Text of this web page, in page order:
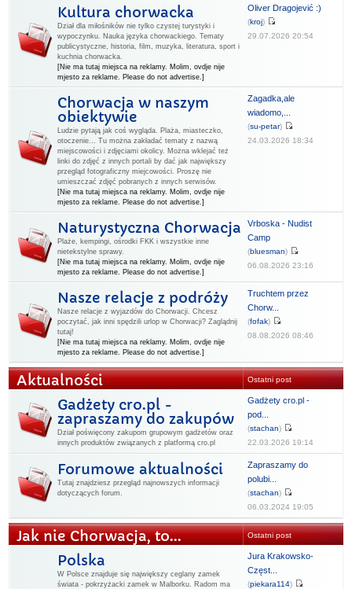
Kultura chorwacka
Dział dla miłośników nie tylko czystej turystyki i
wypoczynku. Nauka języka chorwackiego. Tematy
publicystyczne, historia, film, muzyka, literatura, sport i
kuchnia chorwacka.
[Nie ma tutaj miejsca na reklamy. Molim, ovdje nije
mjesto za reklame. Please do not advertise.]
Oliver Dragojević :)
(kroj)
29.07.2026 20:54
Chorwacja w naszym
obiektywie
Ludzie pytają jak coś wygląda. Plaża, miasteczko,
otoczenie... Tu można zakładać tematy z nazwą
miejscowości i zdjęciami okolicy. Można wklejać też
linki do zdjęć z innych portali by dać jak największy
przegląd fotograficzny miejcowości. Proszę nie
umieszczać zdjęć pobranych z innych serwisów.
[Nie ma tutaj miejsca na reklamy. Molim, ovdje nije
mjesto za reklame. Please do not advertise.]
Zagadka,ale
wiadomo,...
(su-petar)
24.03.2026 18:34
Naturystyczna Chorwacja
Plaże, kempingi, ośrodki FKK i wszystkie inne
nietekstylne sprawy.
[Nie ma tutaj miejsca na reklamy. Molim, ovdje nije
mjesto za reklame. Please do not advertise.]
Vrboska - Nudist
Camp
(bluesman)
06.08.2026 23:16
Nasze relacje z podróży
Nasze relacje z wyjazdów do Chorwacji. Chcesz
poczytać, jak inni spędzili urlop w Chorwacji? Zaglądnij
tutaj!
[Nie ma tutaj miejsca na reklamy. Molim, ovdje nije
mjesto za reklame. Please do not advertise.]
Truchtem przez
Chorw...
(fofak)
08.08.2026 08:46
Aktualności Ostatni post
Gadżety cro.pl -
zapraszamy do zakupów
Dział poświęcony zakupom grupowym gadżetów oraz
innych produktów związanych z platformą cro.pl
Gadżety cro.pl -
pod...
(stachan)
22.03.2026 19:14
Forumowe aktualności
Tutaj znajdziesz przegląd najnowszych informacji
dotyczących forum.
Zapraszamy do
polubi...
(stachan)
06.03.2024 19:05
Jak nie Chorwacja, to... Ostatni post
Polska
W Polsce znajduje się największy ceglany zamek
świata - pokrzyżacki zamek w Malborku. Radom ma
Jura Krakowsko-
Częst...
(piekara114)